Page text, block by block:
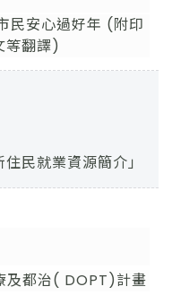
民安心過好年 (附印
等翻譯)
民就業資源簡介」
及都治( DOPT)計畫